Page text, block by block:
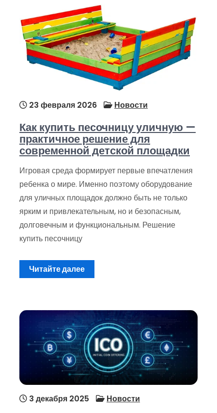
23 февраля 2026 Новости
Как купить песочницу уличную —
практичное решение для
современной детской площадки
Игровая среда формирует первые впечатления
ребенка о мире. Именно поэтому оборудование
для уличных площадок должно быть не только
ярким и привлекательным, но и безопасным,
долговечным и функциональным. Решение
купить песочницу
Читайте далее
3 декабря 2025 Новости